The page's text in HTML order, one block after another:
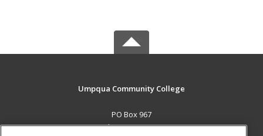
Umpqua Community College
PO Box 967
Roseburg, OR 97470 US